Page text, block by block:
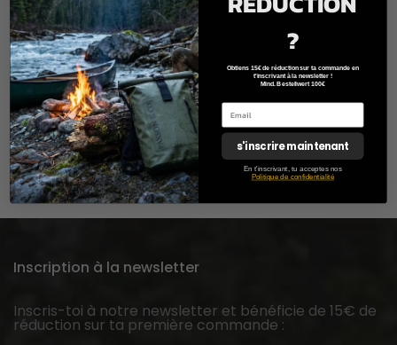
Gebrauch oder unzureichende Sicherung der Ladung
entstehen.
Versionshinweis
Dieses Dokument gilt als Bestandteil der
Produktdokumentation.
Version: 1.2
Stand: Feb. 2026
Inscription à la newsletter
Inscris-toi à notre newsletter et bénéficie de 15€ de
réduction sur ta première commande :
?
Obtiens 15€ de réduction sur ta commande en
t'inscrivant à la newsletter !
Mind. Bestellwert 100€
s'inscrire maintenant
En t'inscrivant, tu acceptes nos
Politique de confidentialité